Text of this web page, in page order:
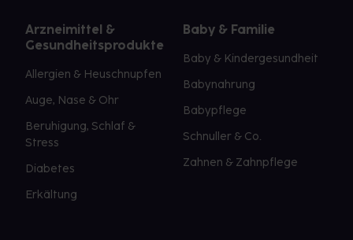
Arzneimittel &
Gesundheitsprodukte
Allergien & Heuschnupfen
Auge, Nase & Ohr
Beruhigung, Schlaf &
Stress
Diabetes
Erkältung
Baby & Familie
Baby & Kindergesundheit
Babynahrung
Babypflege
Schnuller & Co.
Zahnen & Zahnpflege